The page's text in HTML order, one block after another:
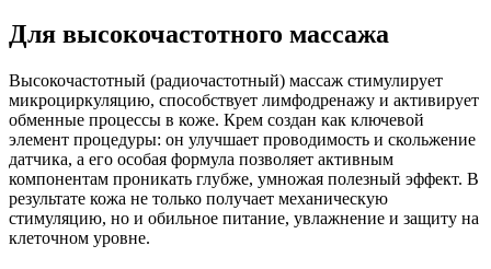
Для высокочастотного массажа
Высокочастотный (радиочастотный) массаж стимулирует
микроциркуляцию, способствует лимфодренажу и активирует
обменные процессы в коже. Крем создан как ключевой
элемент процедуры: он улучшает проводимость и скольжение
датчика, а его особая формула позволяет активным
компонентам проникать глубже, умножая полезный эффект. В
результате кожа не только получает механическую
стимуляцию, но и обильное питание, увлажнение и защиту на
клеточном уровне.